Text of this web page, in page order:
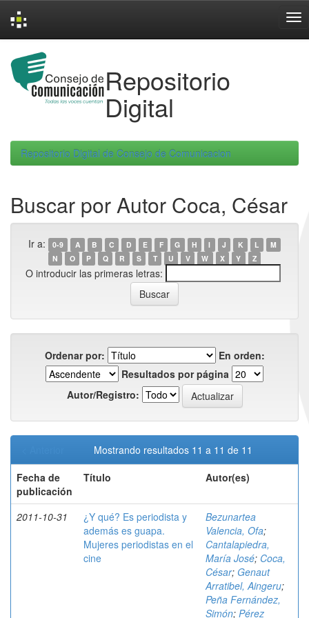
navigation
Repositorio
Digital
Repositorio Digital de Consejo de Comunicacion
Buscar por Autor Coca, César
Ir a: 0-9 A B C D E F G H I J K L
M
N
O P Q R S T U V W X Y Z
O introducir las primeras letras:
Ordenar por:
En orden:
Resultados por página
Autor/Registro:
Mostrando resultados 11 a 11 de 11
Fecha de
publicación
Título Autor(es)
2011-10-31
¿Y qué? Es periodista y
además es guapa.
Mujeres periodistas en el
cine
Bezunartea
Valencia, Ofa;
Cantalapiedra,
María José; Coca,
César; Genaut
Arratibel, Aingeru;
Peña Fernández,
Simón; Pérez